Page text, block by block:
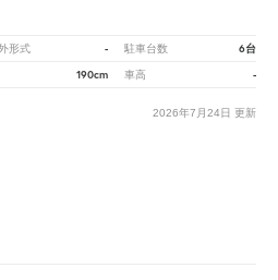
形式 - 駐車台数 6台
190cm 車高 -
2026年7月24日 更新